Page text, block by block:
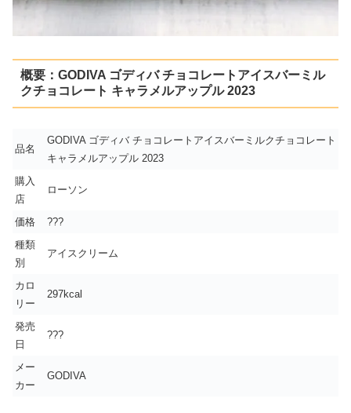
概要：GODIVA ゴディバ チョコレートアイスバーミル
クチョコレート キャラメルアップル 2023
品名
GODIVA ゴディバ チョコレートアイスバーミルクチョコレート
キャラメルアップル 2023
購入
店
ローソン
価格
???
種類
別
アイスクリーム
カロ
リー
297kcal
発売
日
???
メー
カー
GODIVA